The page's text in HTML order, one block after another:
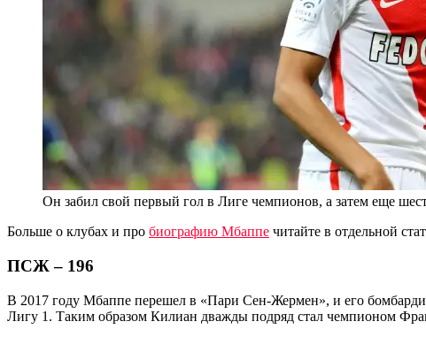
Он забил свой первый гол в Лиге чемпионов, а затем еще
Больше о клубах и про биографию Мбаппе читайте в отдельной
ПСЖ – 196
В 2017 году Мбаппе перешел в «Пари Сен-Жермен», и его
Лигу 1. Таким образом Килиан дважды подряд стал чемпионом